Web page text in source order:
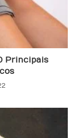
Principais